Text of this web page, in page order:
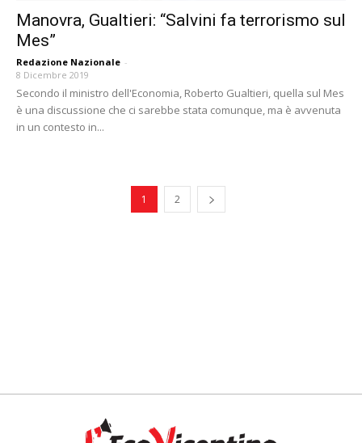
Manovra, Gualtieri: “Salvini fa terrorismo sul
Mes”
Redazione Nazionale -
8 Dicembre 2019
Secondo il ministro dell'Economia, Roberto Gualtieri, quella sul Mes
è una discussione che ci sarebbe stata comunque, ma è avvenuta
in un contesto in...
1 2